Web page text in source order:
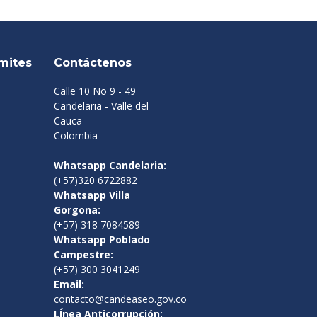
Contáctenos
Calle 10 No 9 - 49
Candelaria - Valle del
Cauca
Colombia
Whatsapp Candelaria:
(+57)320 6722882
Whatsapp Villa
Gorgona:
(+57) 318 7084589
Whatsapp Poblado
Campestre:
(+57) 300 3041249
Email:
contacto@candeaseo.gov.co
LÍnea Anticorrupción: